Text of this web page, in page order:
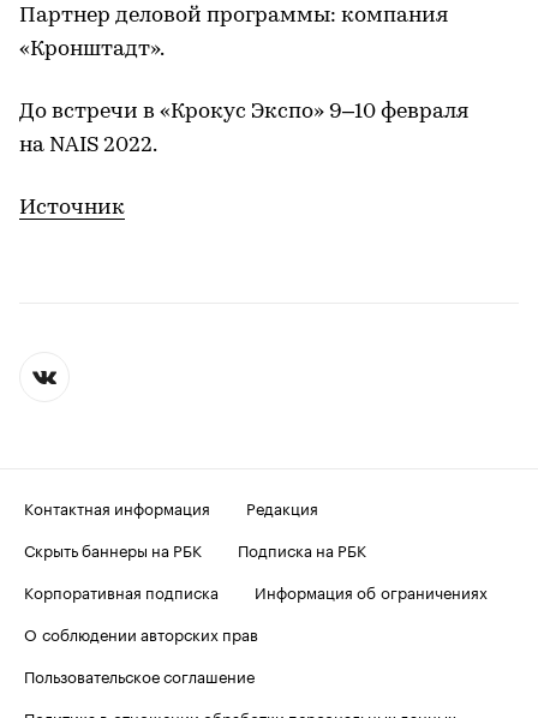
Партнер деловой программы: компания
«Кронштадт».
До встречи в «Крокус Экспо» 9–10 февраля
на NAIS 2022.
Источник
Контактная информация
Редакция
Скрыть баннеры на РБК
Подписка на РБК
Корпоративная подписка
Информация об ограничениях
О соблюдении авторских прав
Пользовательское соглашение